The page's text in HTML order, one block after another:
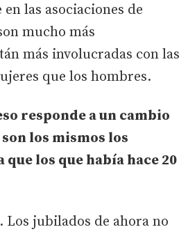
las asociaciones de
mucho más
más involucradas con las
que los hombres.
responde a un cambio
los mismos los
que los que había hace 20
Los jubilados de ahora no